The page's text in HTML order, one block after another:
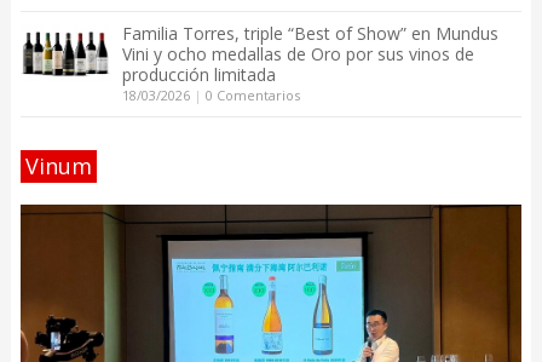
Familia Torres, triple “Best of Show” en Mundus
Vini y ocho medallas de Oro por sus vinos de
producción limitada
18/03/2026| 0 Comentarios
Vinum